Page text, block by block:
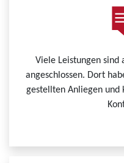
Viele Leistungen sind
angeschlossen. Dort
gestellten Anliegen und